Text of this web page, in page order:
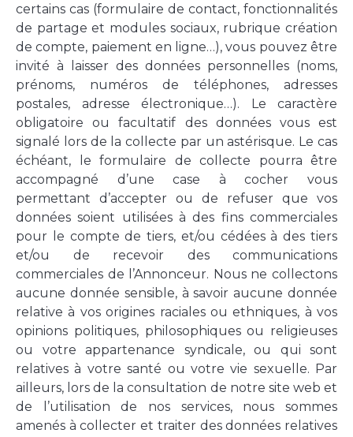
certains cas (formulaire de contact, fonctionnalités
de partage et modules sociaux, rubrique création
de compte, paiement en ligne…), vous pouvez être
invité à laisser des données personnelles (noms,
prénoms, numéros de téléphones, adresses
postales, adresse électronique…). Le caractère
obligatoire ou facultatif des données vous est
signalé lors de la collecte par un astérisque. Le cas
échéant, le formulaire de collecte pourra être
accompagné d’une case à cocher vous
permettant d’accepter ou de refuser que vos
données soient utilisées à des fins commerciales
pour le compte de tiers, et/ou cédées à des tiers
et/ou de recevoir des communications
commerciales de l’Annonceur. Nous ne collectons
aucune donnée sensible, à savoir aucune donnée
relative à vos origines raciales ou ethniques, à vos
opinions politiques, philosophiques ou religieuses
ou votre appartenance syndicale, ou qui sont
relatives à votre santé ou votre vie sexuelle. Par
ailleurs, lors de la consultation de notre site web et
de l’utilisation de nos services, nous sommes
amenés à collecter et traiter des données relatives